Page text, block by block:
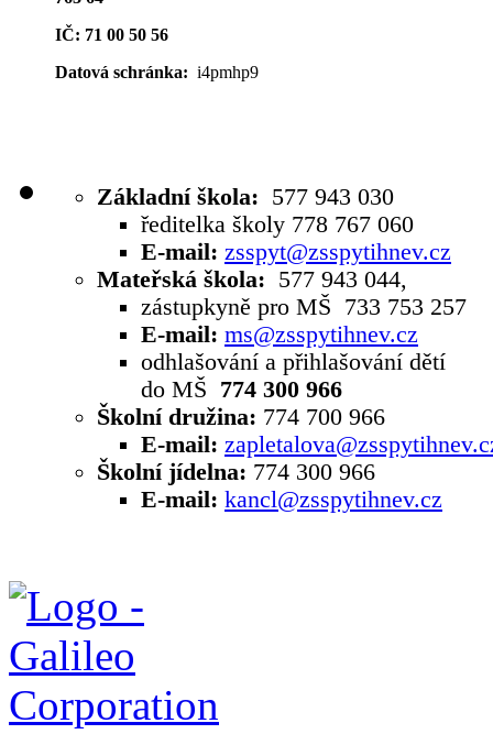
IČ: 71 00 50 56
Datová schránka: i4pmhp9
Základní škola: 577 943 030
ředitelka školy 778 767 060
E-mail: zsspyt@zsspytihnev.cz
Mateřská škola: 577 943 044,
zástupkyně pro MŠ 733 753 257
E-mail: ms@zsspytihnev.cz
odhlašování a přihlašování dětí
do MŠ 774 300 966
Školní družina: 774 700 966
E-mail:
Školní jídelna: 774 300 966
E-mail: kancl@zsspytihnev.cz